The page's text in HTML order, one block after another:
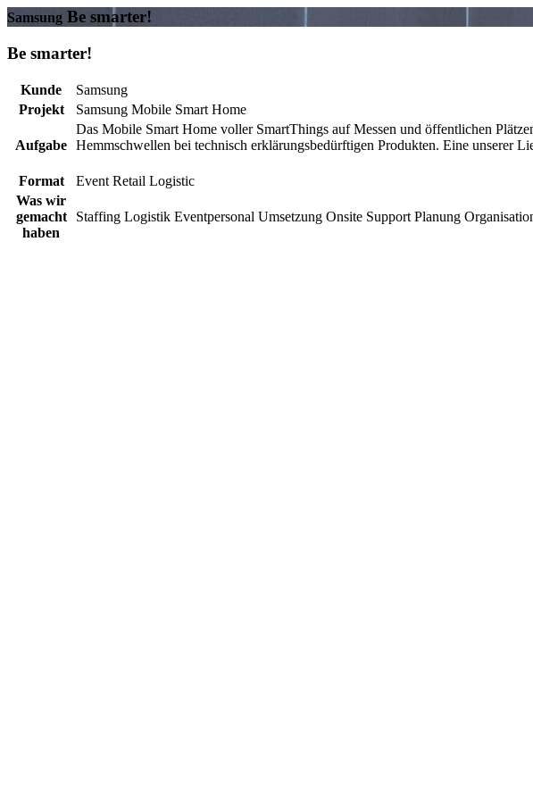
Samsung Be smarter!
Be smarter!
Kunde
Samsung
Projekt
Samsung Mobile Smart Home
Aufgabe
Das Mobile Smart Home voller SmartThings auf Messen und öffentlichen
Hemmschwellen bei technisch erklärungsbedürftigen Produkten. Eine unserer
Format Event Retail Logistic
Was wir
gemacht
haben
Staffing Logistik Eventpersonal Umsetzung Onsite Support Planung